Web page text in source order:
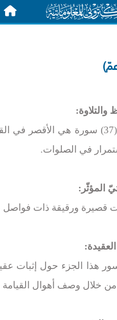
يضم هذا الجزء (37) سورة هي
في الصلوات.
قصيرة ورقيقة ذات فواصل
هذا الجزء حول إثبات
من خلال وصف أهوال